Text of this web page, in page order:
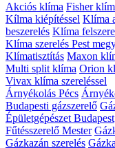
Akciós klíma Fisher
Kílma kiépítéssel Klíma
beszerelés Klíma
Klíma szerelés Pest
Klímatisztítás Maxon
Multi split klíma Orion
Vivax klíma szereléssel
Árnyékolás Pécs
Budapesti gázszerelő
Épületgépészet Budapest
Fűtésszerelő Mester
Gázkazán szerelés